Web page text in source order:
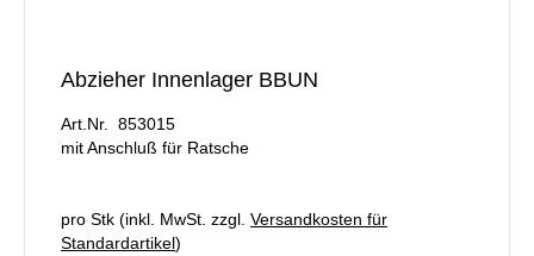
Abzieher Innenlager BBUN
Art.Nr. 853015
mit Anschluß für Ratsche
pro Stk (inkl. MwSt. zzgl. Versandkosten für
Standardartikel)